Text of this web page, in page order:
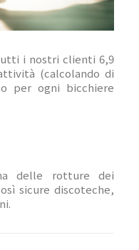
i nostri clienti 6,9
(calcolando di
per ogni bicchiere
delle rotture dei
sicure discoteche,